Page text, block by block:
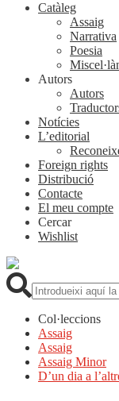
Catàleg
Assaig
Narrativa
Poesia
Autors
Autors
Notícies
L’editorial
Foreign rights
Distribució
Contacte
El meu compte
Cercar
Wishlist
Col·leccions
Assaig
Assaig
Assaig Minor
D’un dia a